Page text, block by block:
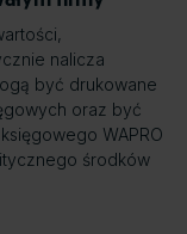
nalicza
być drukowane
oraz być
WAPRO
środków